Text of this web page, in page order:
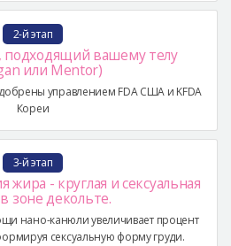
2-й этап
подходящий вашему телу
или Mentor)
управлением FDA США и KFDA
Кореи
3-й этап
жира - круглая и сексуальная
зоне декольте.
нано-канюли увеличивает процент
сексуальную форму груди.